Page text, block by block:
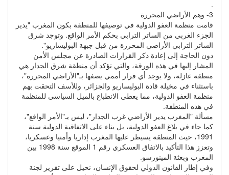
قامت منظمة العفو الدولية في توصيفها للمنطقة بكون المغرب "يدير
الجزء الغربي من الساتر الترابي بحكم الأمر الواقع. وتوجد شرق
الساتر الترابي الأراضي المحررة من قبل جبهة البوليساريو".
دون الحاجة إلى إعادة ذكر القرارات الصادرة عن مجلس الأمن
المشار إليها في هذه الورقة، والتي تؤكد أن منطقة شرق الجدار هي
منطقة عازلة، ولا يوجد أي قرار أممي يصفها بـ"الأراضي المحررة"،
باستثناء في مخيلة قادة البوليساريو والجزائر، وللأسف التحقت بهم
منظمة العفو الدولية، مما يعطي الانطباع بالميل السياسي للمنظمة
في هذه المنطقة.
مسألة "المغرب يدير الأراضي غرب الجدار"، ليس بـ"الأمر الواقع"،
كما جاء في بلاغ العفو الدولية، بل بناء على الاتفاقية الدولية سنة
1991، حيث المنطقة يسيطر عليها المغرب إداريا وأمنيا وعسكريا،
وتعزز هذا التأكيد بالاتفاق العسكري رقم 1 الموقع سنة 1998 بين
المغرب وبعثة المينورسو.
وفي إطار القانون الدولي لحقوق الإنسان، نحيل على تقرير لجنة